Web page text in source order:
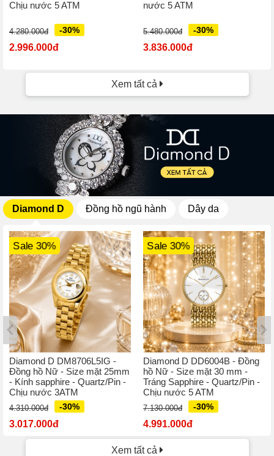
Chịu nước 5 ATM
4.280.000đ -30%
2.996.000đ
nước 5 ATM
5.480.000đ -30%
3.836.000đ
Xem tất cả
Diamond D Đồng hồ ngũ hành Dây da
Sale 30%
Diamond D DM8706L5IG -
Đồng hồ Nữ - Size mặt 25mm
- Kính sapphire - Quartz/Pin -
Chịu nước 3ATM
4.310.000đ -30%
3.017.000đ
Sale 30%
Diamond D DD6004B - Đồng
hồ Nữ - Size mặt 30 mm -
Tráng Sapphire - Quartz/Pin -
Chịu nước 5 ATM
7.130.000đ -30%
4.991.000đ
Xem tất cả